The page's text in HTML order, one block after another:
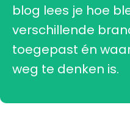
blog lees je hoe
verschillende
toegepast én
weg te denken is.